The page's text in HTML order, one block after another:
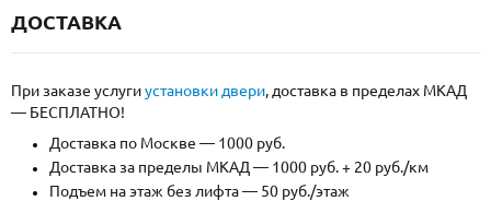
ДОСТАВКА
При заказе услугиустановки двери, доставка в пределах МКАД
— БЕСПЛАТНО!
Доставка по Москве — 1000 руб.
Доставка за пределы МКАД — 1000 руб. + 20 руб./км
Подъем на этаж без лифта — 50 руб./этаж